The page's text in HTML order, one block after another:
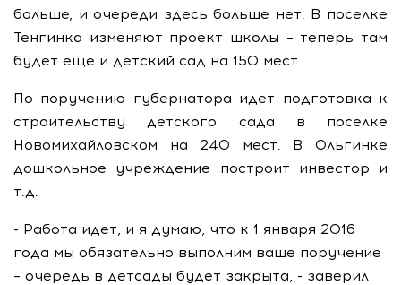
больше, и очереди здесь больше нет. В поселке
Тенгинка изменяют проект школы – теперь там
будет еще и детский сад на 150 мест.
По поручению губернатора идет подготовка к
строительству детского сада в поселке
Новомихайловском на 240 мест. В Ольгинке
дошкольное учреждение построит инвестор и
т.д.
- Работа идет, и я думаю, что к 1 января 2016
года мы обязательно выполним ваше поручение
– очередь в детсады будет закрыта, - заверил